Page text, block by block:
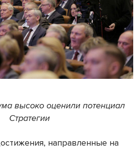
высоко оценили потенциал
Стратегии
направленные на